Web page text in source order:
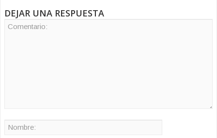
DEJAR UNA RESPUESTA